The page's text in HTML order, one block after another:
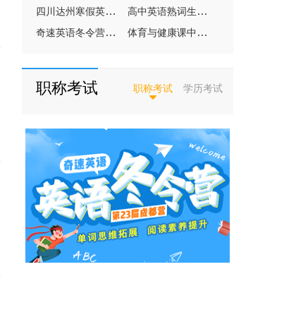
四川达州寒假英语冬令营哪家好？奇速英语冬令营
高中英语熟词生义500词（用法+例句），千万别错
奇速英语冬令营：探索英语的奥秘
体育与健康课中如何加强职业学校学生的心理健康
职称考试 职称考试 学历考试